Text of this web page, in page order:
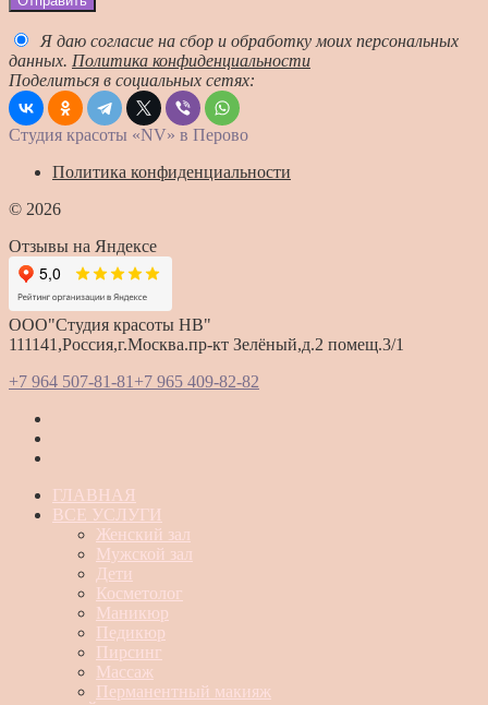
Я даю согласие на сбор и обработку моих персональных
данных. Политика конфиденциальности
Поделиться в социальных сетях:
Студия красоты «NV» в Перово
Политика конфиденциальности
© 2026
Отзывы на Яндексе
ООО"Студия красоты HB"
111141,Россия,г.Москва.пр-кт Зелёный,д.2 помещ.3/1
+7 964 507-81-81 +7 965 409-82-82
ГЛАВНАЯ
ВСЕ УСЛУГИ
Женский зал
Мужской зал
Дети
Косметолог
Маникюр
Педикюр
Пирсинг
Массаж
Перманентный макияж